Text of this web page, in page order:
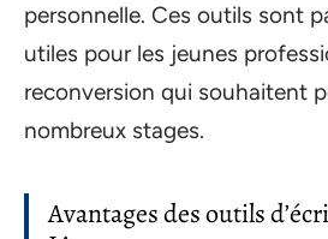
personnelle. Ces outils sont
utiles pour les jeunes
reconversion qui souhaitent
nombreux stages.
Avantages des outils